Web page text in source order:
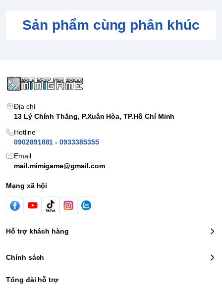
Sản phẩm cùng phân khúc
Địa chỉ
13 Lý Chính Thắng, P.Xuân Hòa, TP.Hồ Chí Minh
Hotline
0902891881 - 0933385355
Email
mail.mimigame@gmail.com
Mạng xã hội
Hỗ trợ khách hàng
Chính sách
Tổng đài hỗ trợ